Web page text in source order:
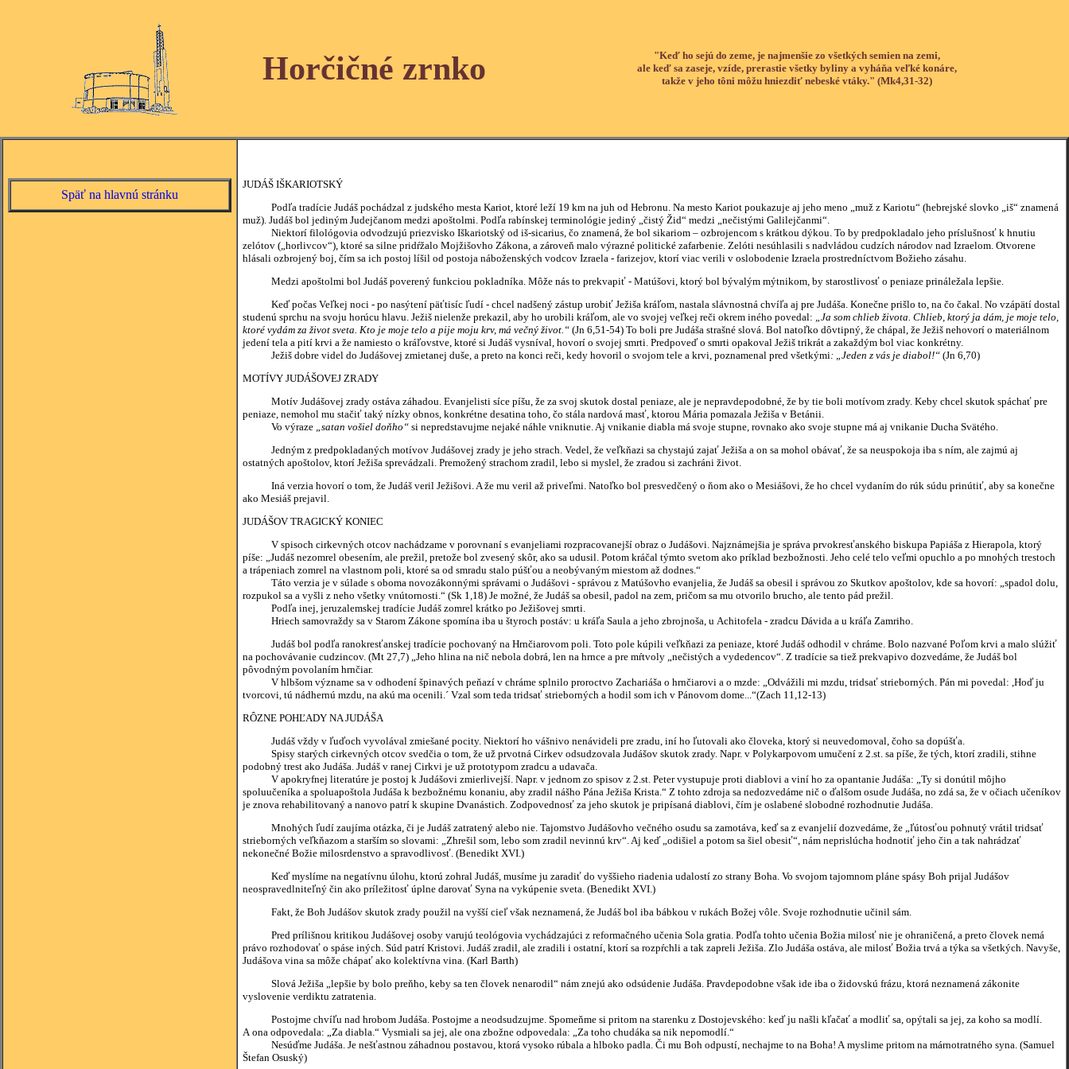
Horčičné zrnko
"Keď ho sejú do zeme, je najmenšie zo všetkých semien na zemi,
ale keď sa zaseje, vzíde, prerastie všetky byliny a vyháňa veľké konáre,
takže v jeho tôni môžu hniezdiť nebeské vtáky." (Mk4,31-32)
Späť na hlavnú stránku
JUDÁŠ IŠKARIOTSKÝ
Podľa tradície Judáš pochádzal z judského mesta Kariot, ktoré leží 19 km na juh od Hebronu. Na mesto Kariot poukazuje aj jeho meno „muž z Kariotu“ (hebrejské slovko „iš“ znamená
muž). Judáš bol jediným Judejčanom medzi apoštolmi. Podľa rabínskej terminológie jediný „čistý Žid“ medzi „nečistými Galilejčanmi“.
Niektorí filológovia odvodzujú priezvisko Iškariotský od iš-sicarius, čo znamená, že bol sikariom – ozbrojencom s krátkou dýkou. To by predpokladalo jeho príslušnosť k hnutiu
zelótov („horlivcov“), ktoré sa silne pridŕžalo Mojžišovho Zákona, a zároveň malo výrazné politické zafarbenie. Zelóti nesúhlasili s nadvládou cudzích národov nad Izraelom. Otvorene
hlásali ozbrojený boj, čím sa ich postoj líšil od postoja náboženských vodcov Izraela - farizejov, ktorí viac verili v oslobodenie Izraela prostredníctvom Božieho zásahu.
Medzi apoštolmi bol Judáš poverený funkciou pokladníka. Môže nás to prekvapiť - Matúšovi, ktorý bol bývalým mýtnikom, by starostlivosť o peniaze prináležala lepšie.
Keď počas Veľkej noci - po nasýtení päťtisíc ľudí - chcel nadšený zástup urobiť Ježiša kráľom, nastala slávnostná chvíľa aj pre Judáša. Konečne prišlo to, na čo čakal. No vzápätí dostal
studenú sprchu na svoju horúcu hlavu. Ježiš nielenže prekazil, aby ho urobili kráľom, ale vo svojej veľkej reči okrem iného povedal: „Ja som chlieb života. Chlieb, ktorý ja dám, je moje telo,
ktoré vydám za život sveta. Kto je moje telo a pije moju krv, má večný život.“ (Jn 6,51-54) To boli pre Judáša strašné slová. Bol natoľko dôvtipný, že chápal, že Ježiš nehovorí o materiálnom
jedení tela a pití krvi a že namiesto o kráľovstve, ktoré si Judáš vysníval, hovorí o svojej smrti. Predpoveď o smrti opakoval Ježiš trikrát a zakaždým bol viac konkrétny.
Ježiš dobre videl do Judášovej zmietanej duše, a preto na konci reči, kedy hovoril o svojom tele a krvi, poznamenal pred všetkými: „Jeden z vás je diabol!“ (Jn 6,70)
MOTÍVY JUDÁŠOVEJ ZRADY
Motív Judášovej zrady ostáva záhadou. Evanjelisti síce píšu, že za svoj skutok dostal peniaze, ale je nepravdepodobné, že by tie boli motívom zrady. Keby chcel skutok spáchať pre
peniaze, nemohol mu stačiť taký nízky obnos, konkrétne desatina toho, čo stála nardová masť, ktorou Mária pomazala Ježiša v Betánii.
Vo výraze „satan vošiel doňho“ si nepredstavujme nejaké náhle vniknutie. Aj vnikanie diabla má svoje stupne, rovnako ako svoje stupne má aj vnikanie Ducha Svätého.
Jedným z predpokladaných motívov Judášovej zrady je jeho strach. Vedel, že veľkňazi sa chystajú zajať Ježiša a on sa mohol obávať, že sa neuspokoja iba s ním, ale zajmú aj
ostatných apoštolov, ktorí Ježiša sprevádzali. Premožený strachom zradil, lebo si myslel, že zradou si zachráni život.
Iná verzia hovorí o tom, že Judáš veril Ježišovi. A že mu veril až priveľmi. Natoľko bol presvedčený o ňom ako o Mesiášovi, že ho chcel vydaním do rúk súdu prinútiť, aby sa konečne
ako Mesiáš prejavil.
JUDÁŠOV TRAGICKÝ KONIEC
V spisoch cirkevných otcov nachádzame v porovnaní s evanjeliami rozpracovanejší obraz o Judášovi. Najznámejšia je správa prvokresťanského biskupa Papiáša z Hierapola, ktorý
píše: „Judáš nezomrel obesením, ale prežil, pretože bol zvesený skôr, ako sa udusil. Potom kráčal týmto svetom ako príklad bezbožnosti. Jeho celé telo veľmi opuchlo a po mnohých trestoch
a trápeniach zomrel na vlastnom poli, ktoré sa od smradu stalo púšťou a neobývaným miestom až dodnes.“
Táto verzia je v súlade s oboma novozákonnými správami o Judášovi - správou z Matúšovho evanjelia, že Judáš sa obesil i správou zo Skutkov apoštolov, kde sa hovorí: „spadol dolu,
rozpukol sa a vyšli z neho všetky vnútornosti.“ (Sk 1,18) Je možné, že Judáš sa obesil, padol na zem, pričom sa mu otvorilo brucho, ale tento pád prežil.
Podľa inej, jeruzalemskej tradície Judáš zomrel krátko po Ježišovej smrti.
Hriech samovraždy sa v Starom Zákone spomína iba u štyroch postáv: u kráľa Saula a jeho zbrojnoša, u Achitofela - zradcu Dávida a u kráľa Zamriho.
Judáš bol podľa ranokresťanskej tradície pochovaný na Hrnčiarovom poli. Toto pole kúpili veľkňazi za peniaze, ktoré Judáš odhodil v chráme. Bolo nazvané Poľom krvi a malo slúžiť
na pochovávanie cudzincov. (Mt 27,7) „Jeho hlina na nič nebola dobrá, len na hrnce a pre mŕtvoly „nečistých a vydedencov“. Z tradície sa tiež prekvapivo dozvedáme, že Judáš bol
pôvodným povolaním hrnčiar.
V hlbšom význame sa v odhodení špinavých peňazí v chráme splnilo proroctvo Zachariáša o hrnčiarovi a o mzde: „Odvážili mi mzdu, tridsať strieborných. Pán mi povedal: ,Hoď ju
tvorcovi, tú nádhernú mzdu, na akú ma ocenili.´ Vzal som teda tridsať strieborných a hodil som ich v Pánovom dome...“(Zach 11,12-13)
RÔZNE POHĽADY NA JUDÁŠA
Judáš vždy v ľuďoch vyvolával zmiešané pocity. Niektorí ho vášnivo nenávideli pre zradu, iní ho ľutovali ako človeka, ktorý si neuvedomoval, čoho sa dopúšťa.
Spisy starých cirkevných otcov svedčia o tom, že už prvotná Cirkev odsudzovala Judášov skutok zrady. Napr. v Polykarpovom umučení z 2.st. sa píše, že tých, ktorí zradili, stihne
podobný trest ako Judáša. Judáš v ranej Cirkvi je už prototypom zradcu a udavača.
V apokryfnej literatúre je postoj k Judášovi zmierlivejší. Napr. v jednom zo spisov z 2.st. Peter vystupuje proti diablovi a viní ho za opantanie Judáša: „Ty si donútil môjho
spoluučeníka a spoluapoštola Judáša k bezbožnému konaniu, aby zradil nášho Pána Ježiša Krista.“ Z tohto zdroja sa nedozvedáme nič o ďalšom osude Judáša, no zdá sa, že v očiach učeníkov
je znova rehabilitovaný a nanovo patrí k skupine Dvanástich. Zodpovednosť za jeho skutok je pripísaná diablovi, čím je oslabené slobodné rozhodnutie Judáša.
Mnohých ľudí zaujíma otázka, či je Judáš zatratený alebo nie. Tajomstvo Judášovho večného osudu sa zamotáva, keď sa z evanjelií dozvedáme, že „ľútosťou pohnutý vrátil tridsať
strieborných veľkňazom a starším so slovami: „Zhrešil som, lebo som zradil nevinnú krv“. Aj keď „odišiel a potom sa šiel obesiť“, nám neprislúcha hodnotiť jeho čin a tak nahrádzať
nekonečné Božie milosrdenstvo a spravodlivosť. (Benedikt XVI.)
Keď myslíme na negatívnu úlohu, ktorú zohral Judáš, musíme ju zaradiť do vyššieho riadenia udalostí zo strany Boha. Vo svojom tajomnom pláne spásy Boh prijal Judášov
neospravedlniteľný čin ako príležitosť úplne darovať Syna na vykúpenie sveta. (Benedikt XVI.)
Fakt, že Boh Judášov skutok zrady použil na vyšší cieľ však neznamená, že Judáš bol iba bábkou v rukách Božej vôle. Svoje rozhodnutie učinil sám.
Pred prílišnou kritikou Judášovej osoby varujú teológovia vychádzajúci z reformačného učenia Sola gratia. Podľa tohto učenia Božia milosť nie je ohraničená, a preto človek nemá
právo rozhodovať o spáse iných. Súd patrí Kristovi. Judáš zradil, ale zradili i ostatní, ktorí sa rozpŕchli a tak zapreli Ježiša. Zlo Judáša ostáva, ale milosť Božia trvá a týka sa všetkých. Navyše,
Judášova vina sa môže chápať ako kolektívna vina. (Karl Barth)
Slová Ježiša „lepšie by bolo preňho, keby sa ten človek nenarodil“ nám znejú ako odsúdenie Judáša. Pravdepodobne však ide iba o židovskú frázu, ktorá neznamená zákonite
vyslovenie verdiktu zatratenia.
Postojme chvíľu nad hrobom Judáša. Postojme a neodsudzujme. Spomeňme si pritom na starenku z Dostojevského: keď ju našli kľačať a modliť sa, opýtali sa jej, za koho sa modlí.
A ona odpovedala: „Za diabla.“ Vysmiali sa jej, ale ona zbožne odpovedala: „Za toho chudáka sa nik nepomodlí.“
Nesúďme Judáša. Je nešťastnou záhadnou postavou, ktorá vysoko rúbala a hlboko padla. Či mu Boh odpustí, nechajme to na Boha! A myslime pritom na márnotratného syna. (Samuel
Štefan Osuský)